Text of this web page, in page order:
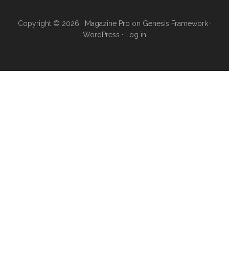
Copyright © 2026 · Magazine Pro on Genesis Framework·
WordPress · Log in